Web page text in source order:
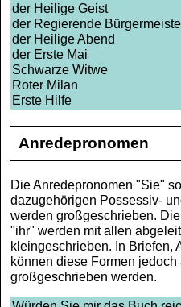
der Heilige Geist
der Regierende
der Heilige Abend
der Erste Mai
Schwarze Witwe
Roter Milan
Erste Hilfe
Anredepronomen
Die Anredepronomen "Sie"
dazugehörigen Possessiv-
werden großgeschrieben.
"ihr" werden mit allen
kleingeschrieben. In Briefen,
können diese Formen jedoch
großgeschrieben werden.